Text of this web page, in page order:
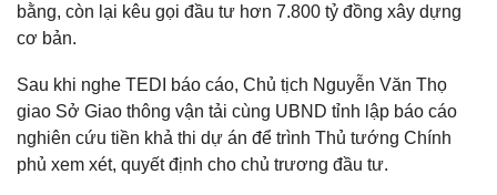
bằng, còn lại kêu gọi đầu tư hơn 7.800 tỷ đồng xây dựng
cơ bản.
Sau khi nghe TEDI báo cáo, Chủ tịch Nguyễn Văn Thọ
giao Sở Giao thông vận tải cùng UBND tỉnh lập báo cáo
nghiên cứu tiền khả thi dự án để trình Thủ tướng Chính
phủ xem xét, quyết định cho chủ trương đầu tư.